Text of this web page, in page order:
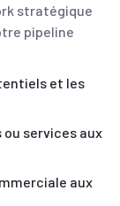
stratégique
pipeline
et les
services aux
aux